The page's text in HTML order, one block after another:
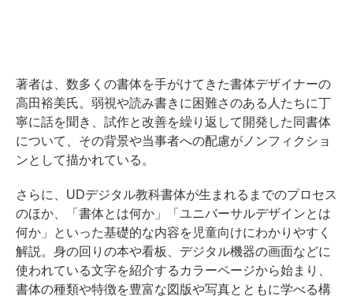
著者は、数多くの書体を手がけてきた書体デザイナーの
高田裕美氏。弱視や読み書きに困難さのある人たちに丁
寧に話を聞き、試作と改善を繰り返して開発した同書体
について、その背景や当事者への配慮がノンフィクショ
ンとして描かれている。
さらに、UDデジタル教科書体が生まれるまでのプロセス
のほか、「書体とは何か」「ユニバーサルデザインとは
何か」といった基礎的な内容を児童向けにわかりやすく
解説。身の回りの本や看板、デジタル機器の画面などに
使われている文字を紹介するカラーページから始まり、
書体の種類や特徴を豊富な図版や写真とともに学べる構